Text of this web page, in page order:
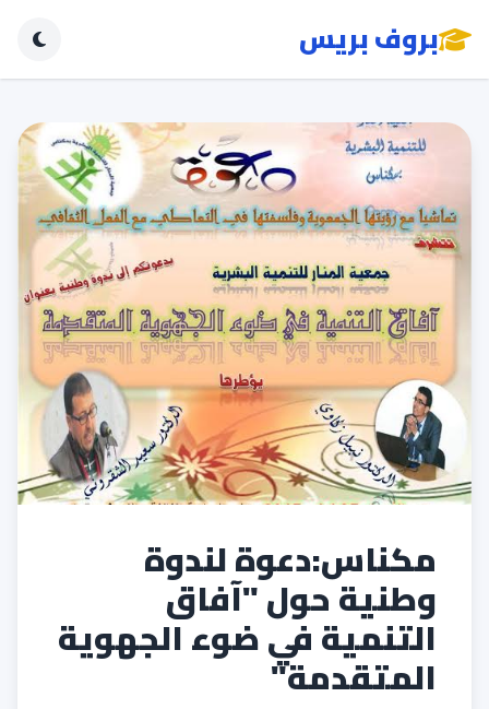
بروف بريس
مكناس:دعوة لندوة
وطنية حول "آفاق
التنمية في ضوء الجهوية
المتقدمة"